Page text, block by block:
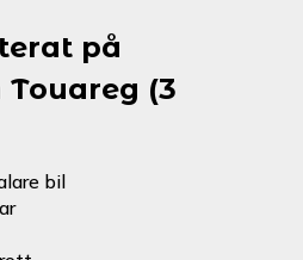
på
(3
bil